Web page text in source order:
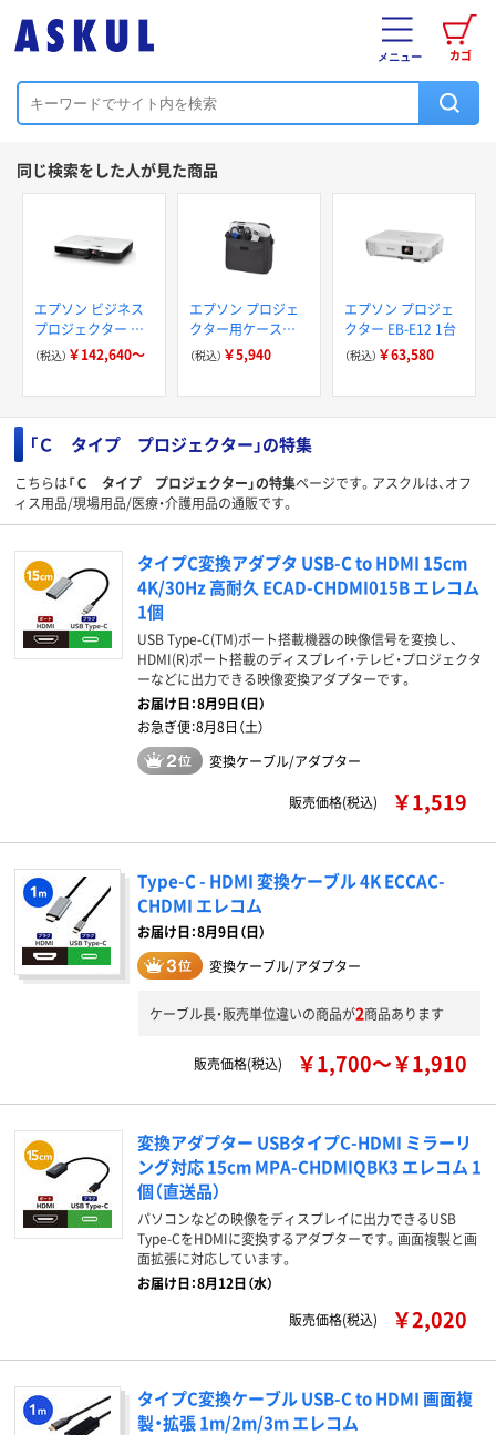
カゴ
メニュー
同じ検索をした人が見た商品
エプソン ビジネス
プロジェクター 無
線接続 薄型軽量タ
（税込） ￥142,640～
エプソン プロジェ
クター用ケース
ELPKS69
（税込） ￥5,940
エプソン プロジェ
クター EB-E12 1台
（税込） ￥63,580
「Ｃ タイプ プロジェクター」の特集
こちらは「Ｃ タイプ プロジェクター」の特集ページです。アスクルは、オフ
ィス用品/現場用品/医療・介護用品の通販です。
タイプC変換アダプタ USB-C to HDMI 15cm
4K/30Hz 高耐久 ECAD-CHDMI015B エレコム
1個
USB Type-C(TM)ポート搭載機器の映像信号を変換し、
HDMI(R)ポート搭載のディスプレイ・テレビ・プロジェクタ
ーなどに出力できる映像変換アダプターです。
お届け日：8月9日（日）
お急ぎ便：8月8日（土）
変換ケーブル/アダプター
販売価格(税込) ￥1,519
Type-C - HDMI 変換ケーブル 4K ECCAC-
CHDMI エレコム
お届け日：8月9日（日）
変換ケーブル/アダプター
ケーブル長・販売単位違いの商品が2商品あります
販売価格(税込) ￥1,700～￥1,910
変換アダプター USBタイプC-HDMI ミラーリ
ング対応 15cm MPA-CHDMIQBK3 エレコム 1
個（直送品）
パソコンなどの映像をディスプレイに出力できるUSB
Type-CをHDMIに変換するアダプターです。画面複製と画
面拡張に対応しています。
お届け日：8月12日（水）
販売価格(税込)
￥2,020
タイプC変換ケーブル USB-C to HDMI 画面複
製・拡張 1m/2m/3m エレコム